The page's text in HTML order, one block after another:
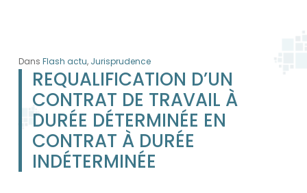
Dans Flash actu, Jurisprudence
REQUALIFICATION D’UN
CONTRAT DE TRAVAIL À
DURÉE DÉTERMINÉE EN
CONTRAT À DURÉE
INDÉTERMINÉE